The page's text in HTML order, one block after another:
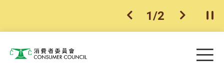
上一個
1/2 下一個開
消費者委員會 目